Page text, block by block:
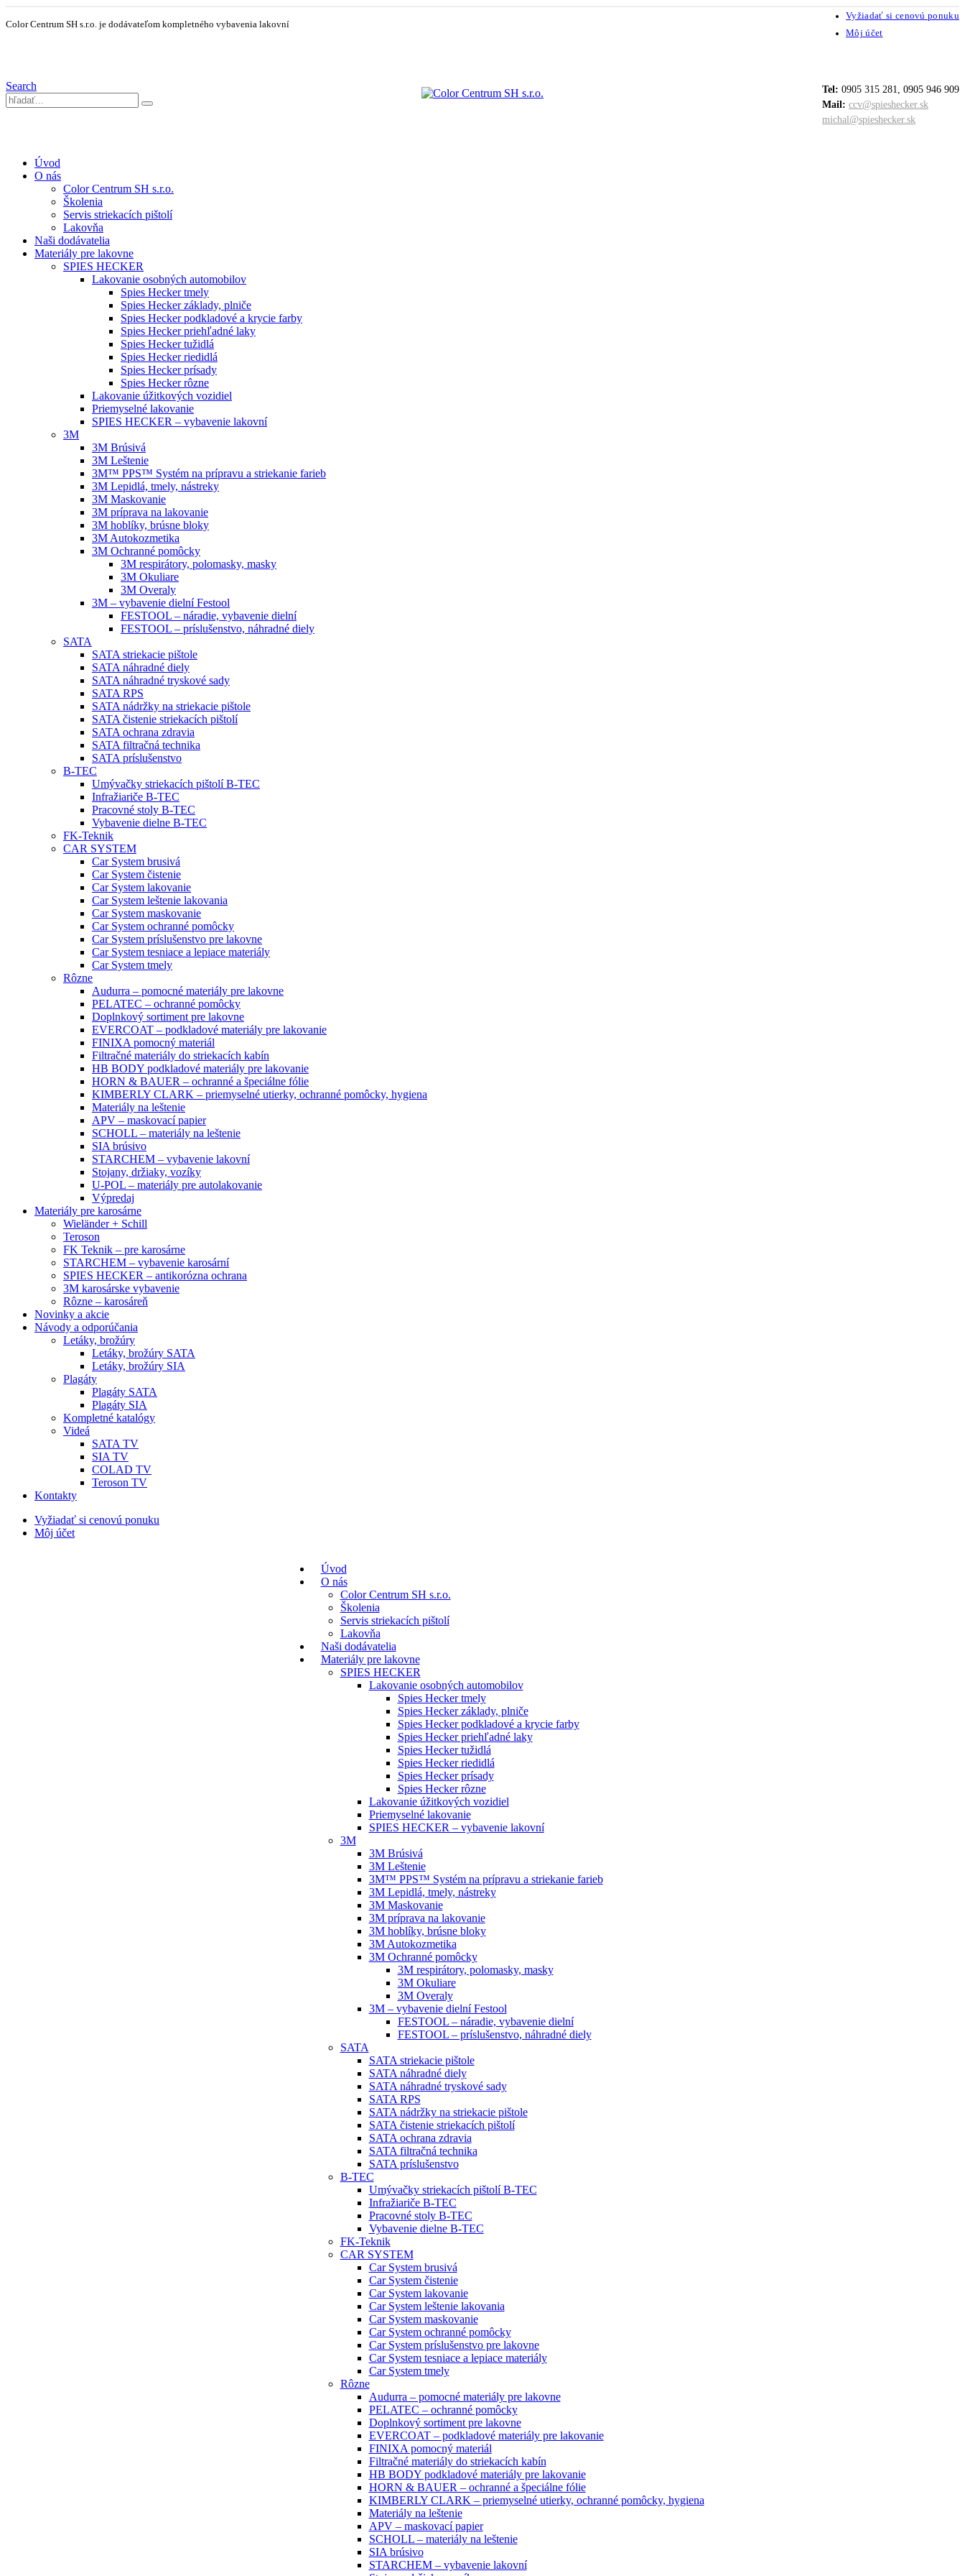
Color Centrum SH s.r.o. je dodávateľom kompletného vybavenia lakovní
Vyžiadať si cenovú ponuku
Môj účet
Search Tel: 0905 315 281, 0905 946 909
Mail: ccv@spieshecker.sk
michal@spieshecker.sk
Úvod
O nás
Color Centrum SH s.r.o.
Školenia
Servis striekacích pištolí
Lakovňa
Naši dodávatelia
Materiály pre lakovne
SPIES HECKER
Lakovanie osobných automobilov
Spies Hecker tmely
Spies Hecker základy, plniče
Spies Hecker podkladové a krycie farby
Spies Hecker priehľadné laky
Spies Hecker tužidlá
Spies Hecker riedidlá
Spies Hecker prísady
Spies Hecker rôzne
Lakovanie úžitkových vozidiel
Priemyselné lakovanie
SPIES HECKER – vybavenie lakovní
3M
3M Brúsivá
3M Leštenie
3M™ PPS™ Systém na prípravu a striekanie farieb
3M Lepidlá, tmely, nástreky
3M Maskovanie
3M príprava na lakovanie
3M hoblíky, brúsne bloky
3M Autokozmetika
3M Ochranné pomôcky
3M respirátory, polomasky, masky
3M Okuliare
3M Overaly
3M – vybavenie dielní Festool
FESTOOL – náradie, vybavenie dielní
FESTOOL – príslušenstvo, náhradné diely
SATA
SATA striekacie pištole
SATA náhradné diely
SATA náhradné tryskové sady
SATA RPS
SATA nádržky na striekacie pištole
SATA čistenie striekacích pištolí
SATA ochrana zdravia
SATA filtračná technika
SATA príslušenstvo
B-TEC
Umývačky striekacích pištolí B-TEC
Infražiariče B-TEC
Pracovné stoly B-TEC
Vybavenie dielne B-TEC
FK-Teknik
CAR SYSTEM
Car System brusivá
Car System čistenie
Car System lakovanie
Car System leštenie lakovania
Car System maskovanie
Car System ochranné pomôcky
Car System príslušenstvo pre lakovne
Car System tesniace a lepiace materiály
Car System tmely
Rôzne
Audurra – pomocné materiály pre lakovne
PELATEC – ochranné pomôcky
Doplnkový sortiment pre lakovne
EVERCOAT – podkladové materiály pre lakovanie
FINIXA pomocný materiál
Filtračné materiály do striekacích kabín
HB BODY podkladové materiály pre lakovanie
HORN & BAUER – ochranné a špeciálne fólie
KIMBERLY CLARK – priemyselné utierky, ochranné pomôcky, hygiena
Materiály na leštenie
APV – maskovací papier
SCHOLL – materiály na leštenie
SIA brúsivo
STARCHEM – vybavenie lakovní
Stojany, držiaky, vozíky
U-POL – materiály pre autolakovanie
Výpredaj
Materiály pre karosárne
Wieländer + Schill
Teroson
FK Teknik – pre karosárne
STARCHEM – vybavenie karosární
SPIES HECKER – antikorózna ochrana
3M karosárske vybavenie
Rôzne – karosáreň
Novinky a akcie
Návody a odporúčania
Letáky, brožúry
Letáky, brožúry SATA
Letáky, brožúry SIA
Plagáty
Plagáty SATA
Plagáty SIA
Kompletné katalógy
Videá
SATA TV
SIA TV
COLAD TV
Teroson TV
Kontakty
Vyžiadať si cenovú ponuku
Môj účet
Úvod
O nás
Color Centrum SH s.r.o.
Školenia
Servis striekacích pištolí
Lakovňa
Naši dodávatelia
Materiály pre lakovne
SPIES HECKER
Lakovanie osobných automobilov
Spies Hecker tmely
Spies Hecker základy, plniče
Spies Hecker podkladové a krycie farby
Spies Hecker priehľadné laky
Spies Hecker tužidlá
Spies Hecker riedidlá
Spies Hecker prísady
Spies Hecker rôzne
Lakovanie úžitkových vozidiel
Priemyselné lakovanie
SPIES HECKER – vybavenie lakovní
3M
3M Brúsivá
3M Leštenie
3M™ PPS™ Systém na prípravu a striekanie farieb
3M Lepidlá, tmely, nástreky
3M Maskovanie
3M príprava na lakovanie
3M hoblíky, brúsne bloky
3M Autokozmetika
3M Ochranné pomôcky
3M respirátory, polomasky, masky
3M Okuliare
3M Overaly
3M – vybavenie dielní Festool
FESTOOL – náradie, vybavenie dielní
FESTOOL – príslušenstvo, náhradné diely
SATA
SATA striekacie pištole
SATA náhradné diely
SATA náhradné tryskové sady
SATA RPS
SATA nádržky na striekacie pištole
SATA čistenie striekacích pištolí
SATA ochrana zdravia
SATA filtračná technika
SATA príslušenstvo
B-TEC
Umývačky striekacích pištolí B-TEC
Infražiariče B-TEC
Pracovné stoly B-TEC
Vybavenie dielne B-TEC
FK-Teknik
CAR SYSTEM
Car System brusivá
Car System čistenie
Car System lakovanie
Car System leštenie lakovania
Car System maskovanie
Car System ochranné pomôcky
Car System príslušenstvo pre lakovne
Car System tesniace a lepiace materiály
Car System tmely
Rôzne
Audurra – pomocné materiály pre lakovne
PELATEC – ochranné pomôcky
Doplnkový sortiment pre lakovne
EVERCOAT – podkladové materiály pre lakovanie
FINIXA pomocný materiál
Filtračné materiály do striekacích kabín
HB BODY podkladové materiály pre lakovanie
HORN & BAUER – ochranné a špeciálne fólie
KIMBERLY CLARK – priemyselné utierky, ochranné pomôcky, hygiena
Materiály na leštenie
APV – maskovací papier
SCHOLL – materiály na leštenie
SIA brúsivo
STARCHEM – vybavenie lakovní